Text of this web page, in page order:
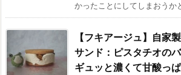
かったことにしてしまおうか
【フキアージュ】自家
サンド：ピスタチオの
ギュッと濃くて甘酸っ